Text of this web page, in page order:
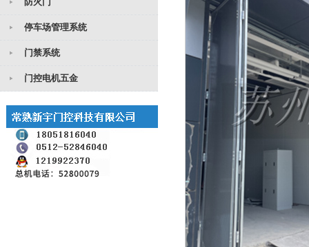
停车场管理系统
门禁系统
门控电机五金